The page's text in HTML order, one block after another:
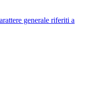
generale riferiti a